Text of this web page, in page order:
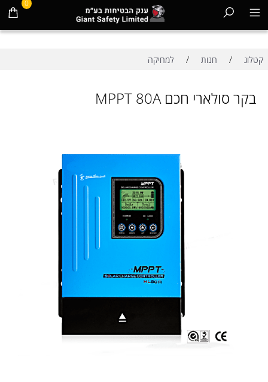
0
קטלוג / חנות / למחיקה
בקר סולארי חכם MPPT 80A